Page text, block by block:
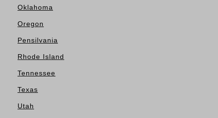
Oklahoma
Oregon
Pensilvania
Rhode Island
Tennessee
Texas
Utah